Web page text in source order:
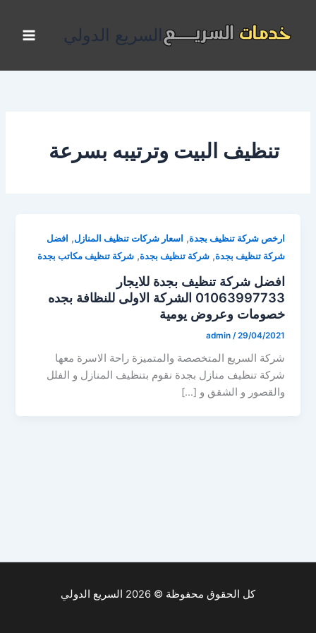
المحتوى
السريع الدولي
تنظيف البيت وترتيبه بسرعة
ارخص شركة تنظيف بجدة, اسعار شركات تنظيف المنازل, افضل
شركة تنظيف بجدة,شركة تنظيف بجدة,شركة تنظيف مكاتب بجدة
افضل شركة تنظيف بجدة للايجار
01063997733 الشركة الاولى للنظافة بجده
خصومات وعروض يومية
admin /29/04/2021
شركة السريع المتخصصة والمتميزة راحة الاسرة معها
شركة تنظيف منازل بجدة نقوم بتنظيف المنازل و الفلل
والقصور و الشقق و […]
كل الحقوق محفوظة © 2026 السريع الدولي